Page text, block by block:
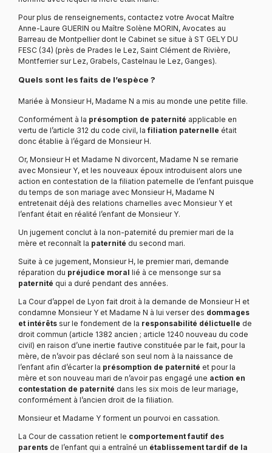
Pour plus de renseignements, contactez votre Avocat Maître
Anne-Laure GUERIN ou Maître Solène MORIN, Avocates au
Barreau de Montpellier dont le Cabinet se situe à ST GELY DU
FESC (34) (près de Prades le Lez, Saint Clément de Rivière,
Montferrier sur Lez, Grabels, Castelnau le Lez, Ganges).
Quels sont les faits de l’espèce ?
Mariée à Monsieur H, Madame N a mis au monde une petite fille.
Conformément à la présomption de paternité applicable en
vertu de l’article 312 du code civil, lafiliation paternelle était
donc établie à l’égard de Monsieur H.
Or, Monsieur H et Madame N divorcent, Madame N se remarie
avec Monsieur Y, et les nouveaux époux introduisent alors une
action en contestation de la filiation paternelle de l’enfant puisque
du temps de son mariage avec Monsieur H, Madame N
entretenait déjà des relations charnelles avec Monsieur Y et
l’enfant était en réalité l’enfant de Monsieur Y.
Un jugement conclut à la non-paternité du premier mari de la
mère et reconnaît la paternité du second mari.
Suite à ce jugement, Monsieur H, le premier mari, demande
réparation du préjudice moral lié à ce mensonge sur sa
paternité qui a duré pendant des années.
La Cour d’appel de Lyon fait droit à la demande de Monsieur H et
condamne Monsieur Y et Madame N à lui verser des dommages
et intérêtssur le fondement de la responsabilité délictuelle de
droit commun (article 1382 ancien ; article 1240 nouveau du code
civil) en raison d’une inertie fautive constituée par le fait, pour la
mère, de n’avoir pas déclaré son seul nom à la naissance de
l’enfant afin d’écarter la présomption de paternité et pour la
mère et son nouveau mari de n’avoir pas engagé une action en
contestation de paternité dans les six mois de leur mariage,
conformément à l’ancien droit de la filiation.
Monsieur et Madame Y forment un pourvoi en cassation.
La Cour de cassation retient le comportement fautif des
parentsde l’enfant qui a entraîné un établissement tardif de la